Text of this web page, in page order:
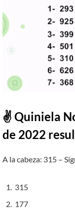
✌ Quiniela
de 2022
A la cabeza: 315 –
315
177